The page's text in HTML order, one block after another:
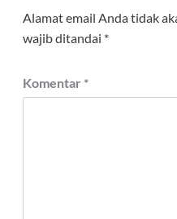
Alamat email Anda tidak
wajib ditandai *
Komentar *